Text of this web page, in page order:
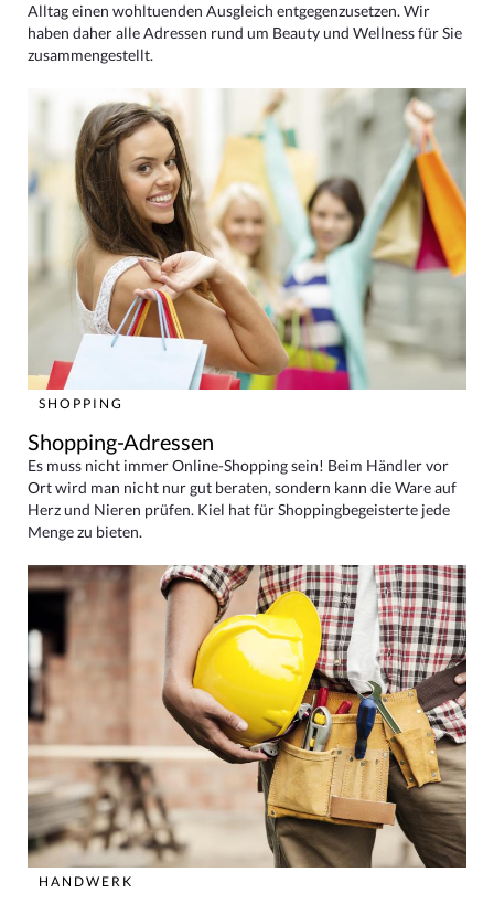
Alltag einen wohltuenden Ausgleich entgegenzusetzen. Wir
haben daher alle Adressen rund um Beauty und Wellness für Sie
zusammengestellt.
SHOPPING
Shopping-Adressen
Es muss nicht immer Online-Shopping sein! Beim Händler vor
Ort wird man nicht nur gut beraten, sondern kann die Ware auf
Herz und Nieren prüfen. Kiel hat für Shoppingbegeisterte jede
Menge zu bieten.
HANDWERK